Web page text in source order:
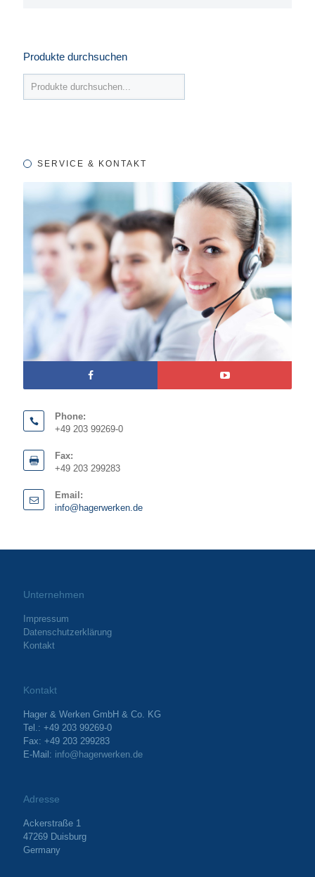
Produkte durchsuchen
SERVICE & KONTAKT
Phone:
+49 203 99269-0
Fax:
+49 203 299283
Email:
info@hagerwerken.de
Unternehmen
Impressum
Datenschutzerklärung
Kontakt
Kontakt
Hager & Werken GmbH & Co. KG
Tel.: +49 203 99269-0
Fax: +49 203 299283
E-Mail: info@hagerwerken.de
Adresse
Ackerstraße 1
47269 Duisburg
Germany